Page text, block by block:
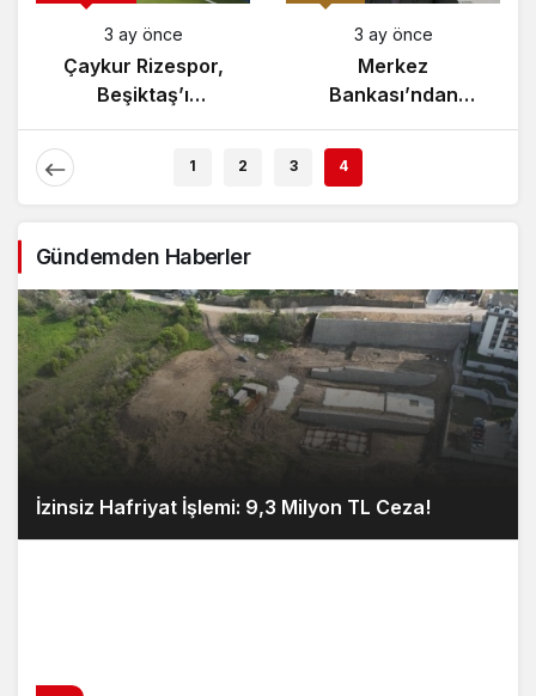
3 ay önce
Yunanistan’da
Zeybek Tartışması
Alevlendi!
3 ay önce
Çaykur Rizespor,
Beşiktaş’ı
Ağırlıyor!
1 2 3 4
Gündemden Haberler
İzinsiz Hafriyat İşlemi: 9,3 Milyon TL Ceza!